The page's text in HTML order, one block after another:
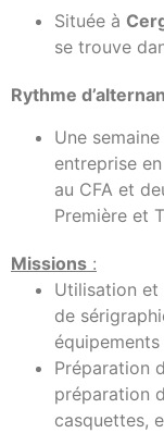
Située à
se trouve
Rythme
Une
entreprise
au CFA et
Première et
Missions :
Utilisation et
de
Préparation
préparation
casquettes,